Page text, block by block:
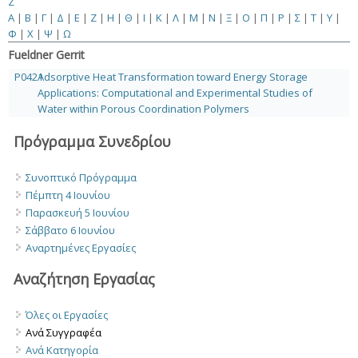
Α | Β | Γ | Δ | Ε | Ζ | Η | Θ | Ι | Κ | Λ | Μ | Ν | Ξ | Ο | Π | Ρ | Σ | Τ | Υ |
Φ | Χ | Ψ | Ω
Fueldner Gerrit
P0421Adsorptive Heat Transformation toward Energy Storage
Applications: Computational and Experimental Studies of
Water within Porous Coordination Polymers
Πρόγραμμα Συνεδρίου
Συνοπτικό Πρόγραμμα
Πέμπτη 4 Ιουνίου
Παρασκευή 5 Ιουνίου
Σάββατο 6 Ιουνίου
Αναρτημένες Εργασίες
Αναζήτηση Εργασίας
Όλες οι Εργασίες
Ανά Συγγραφέα
Ανά Κατηγορία